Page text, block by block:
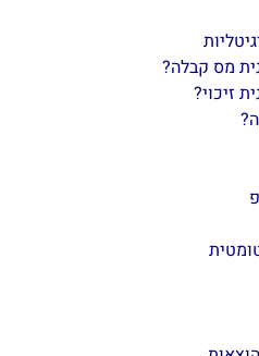
מס קבלה?
זיכוי?